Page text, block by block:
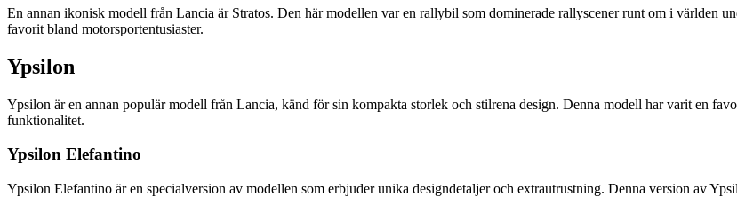
En annan ikonisk modell från Lancia är Stratos. Den här modellen var en rallybil som dominerade rallyscener runt om i världen
favorit bland motorsportentusiaster.
Ypsilon
Ypsilon är en annan populär modell från Lancia, känd för sin kompakta storlek och stilrena design. Denna modell har varit en
funktionalitet.
Ypsilon Elefantino
Ypsilon Elefantino är en specialversion av modellen som erbjuder unika designdetaljer och extrautrustning. Denna version av